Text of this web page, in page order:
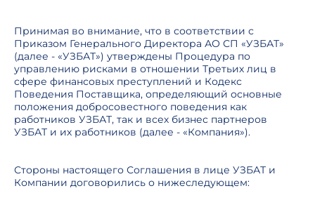
Принимая во внимание, что в соответствии с
Приказом Генерального Директора АО СП «УЗБАТ»
(далее - «УЗБАТ») утверждены Процедура по
управлению рисками в отношении Третьих лиц в
сфере финансовых преступлений и Кодекс
Поведения Поставщика, определяющий основные
положения добросовестного поведения как
работников УЗБАТ, так и всех бизнес партнеров
УЗБАТ и их работников (далее - «Компания»).
Стороны настоящего Соглашения в лице УЗБАТ и
Компании договорились о нижеследующем: